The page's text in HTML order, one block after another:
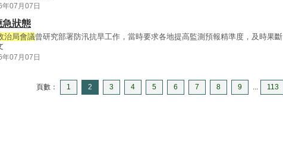
年07月07日
急狀態
治局會議曾研究部署防汛抗旱工作，當時要求各地提高監測預報精準度，及時果斷
年07月07日
頁數： 1 2 3 4 5 6 7 8 9 ... 113